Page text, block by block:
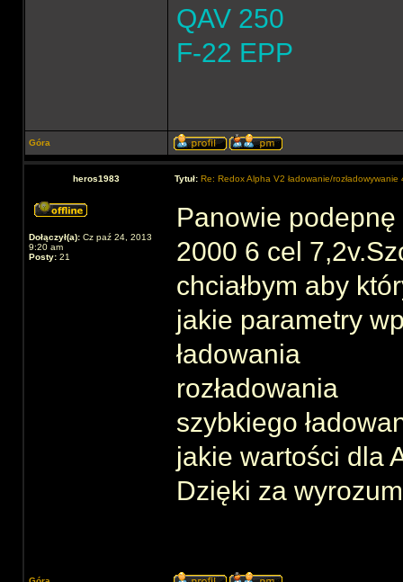
QAV 250
F-22 EPP
Góra
heros1983 Tytuł: Re: Redox Alpha V2 ładowanie/rozładowywanie
Dołączył(a): Cz paź 24, 2013
9:20 am
Posty: 21
Panowie
2000 6 cel
chciałbym aby
jakie parametry
ładowania
rozładowania
szybkiego
jakie wartości dla
Dzięki za